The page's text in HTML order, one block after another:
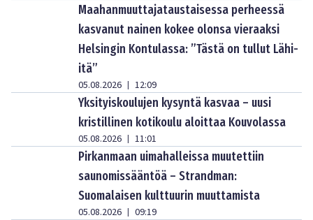
Maahanmuuttajataustaisessa perheessä
kasvanut nainen kokee olonsa vieraaksi
Helsingin Kontulassa: ”Tästä on tullut Lähi-
itä”
05.08.2026 | 12:09
Yksityiskoulujen kysyntä kasvaa – uusi
kristillinen kotikoulu aloittaa Kouvolassa
05.08.2026 | 11:01
Pirkanmaan uimahalleissa muutettiin
saunomissääntöä – Strandman:
Suomalaisen kulttuurin muuttamista
05.08.2026 | 09:19